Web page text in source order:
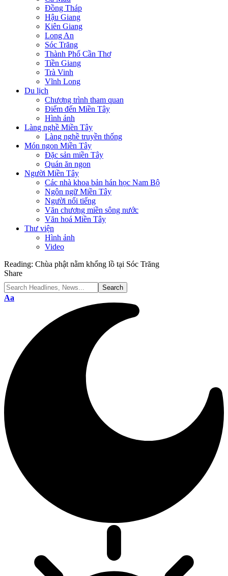
Đồng Tháp
Hậu Giang
Kiên Giang
Long An
Sóc Trăng
Thành Phố Cần Thơ
Tiền Giang
Trà Vinh
Vĩnh Long
Du lịch
Chương trình tham quan
Điểm đến Miền Tây
Hình ảnh
Làng nghề Miền Tây
Làng nghề truyền thống
Món ngon Miền Tây
Đặc sản miền Tây
Quán ăn ngon
Người Miền Tây
Các nhà khoa bản hán học Nam Bộ
Ngôn ngữ Miền Tây
Người nổi tiếng
Văn chương miền sông nước
Văn hoá Miền Tây
Thư viện
Hình ảnh
Video
Reading: Chùa phật nằm khổng lồ tại Sóc Trăng
Share
Font
Aa